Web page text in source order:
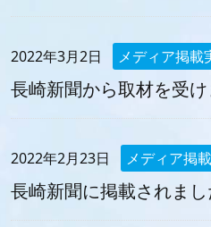
2022年3月2日 メディア掲載
長崎新聞から取材を受
2022年2月23日 メディア掲
長崎新聞に掲載されまし